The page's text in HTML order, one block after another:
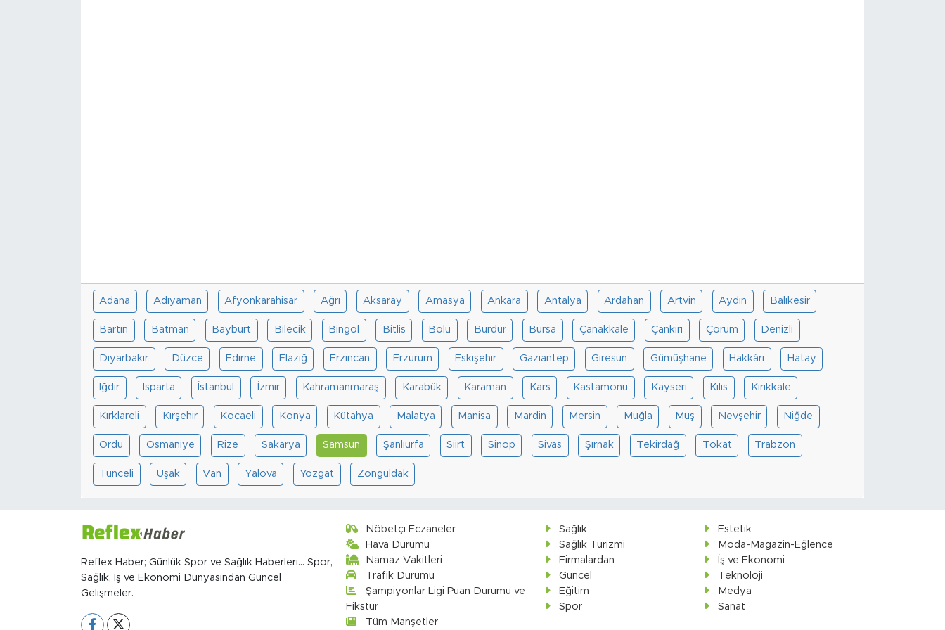
Adana Adıyaman Afyonkarahisar Ağrı Aksaray Amasya Ankara Antalya Ardahan Artvin Aydın Balıkesir
Bartın Batman Bayburt Bilecik Bingöl Bitlis Bolu Burdur Bursa Çanakkale Çankırı Çorum Denizli
Diyarbakır Düzce Edirne Elazığ Erzincan Erzurum Eskişehir Gaziantep Giresun Gümüşhane Hakkâri Hatay
Iğdır Isparta İstanbul İzmir Kahramanmaraş Karabük Karaman Kars Kastamonu Kayseri Kilis Kırıkkale
Kırklareli Kırşehir Kocaeli Konya Kütahya Malatya Manisa Mardin Mersin Muğla Muş Nevşehir Niğde
Ordu Osmaniye Rize Sakarya Samsun Şanlıurfa Siirt Sinop Sivas Şırnak Tekirdağ Tokat Trabzon
Tunceli Uşak Van Yalova Yozgat Zonguldak
Reflex Haber; Günlük Spor ve Sağlık Haberleri... Spor,
Sağlık, İş ve Ekonomi Dünyasından Güncel
Gelişmeler.
Nöbetçi Eczaneler
Hava Durumu
Namaz Vakitleri
Trafik Durumu
Şampiyonlar Ligi Puan Durumu ve
Fikstür
Tüm Manşetler
Sağlık
Estetik
Sağlık Turizmi
Moda-Magazin-Eğlence
Firmalardan
İş ve Ekonomi
Güncel
Teknoloji
Eğitim
Medya
Spor
Sanat